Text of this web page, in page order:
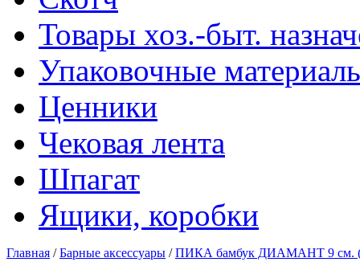
Товары хоз.-быт.
Упаковочные
Ценники
Чековая лента
Шпагат
Ящики, коробки
Главная /Барные аксессуары /ПИКА бамбук ДИАМАНТ 9 см.